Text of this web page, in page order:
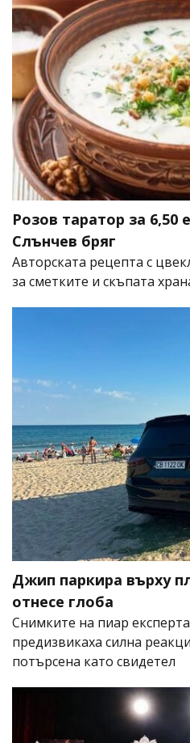
Розов таратор за 6,50
Слънчев бряг
Авторската рецепта с
за сметките и скъпата
Джип паркира върху
отнесе глоба
Снимките на пиар
предизвикаха силна
потърсена като свидетел